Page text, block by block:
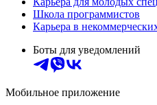
Школа программистов
Карьера в
Боты для уведомлений
Мобильное приложение